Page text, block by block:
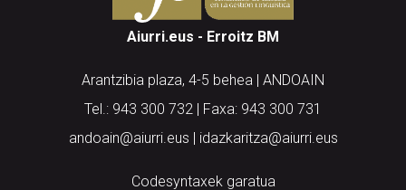
Aiurri.eus - Erroitz BM
Arantzibia plaza, 4-5 behea | ANDOAIN
Tel.: 943 300 732 | Faxa: 943 300 731
andoain@aiurri.eus | idazkaritza@aiurri.eus
Codesyntaxek garatua